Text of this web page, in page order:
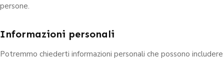
persone.
Informazioni personali
Potremmo chiederti informazioni personali che possono includere